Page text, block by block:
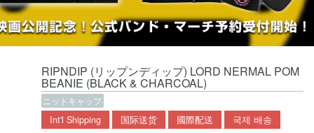
RIPNDIP (リップンディップ) LORD NERMAL POM
BEANIE (BLACK & CHARCOAL)
ニットキャップ
Int'l Shipping 国际送货 國際配送 국제 배송